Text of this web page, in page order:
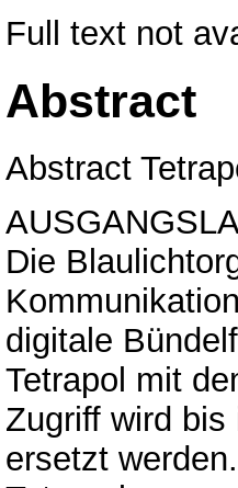
Full text not
Abstract
Abstract
Die
digitale
Tetrapol mit
Zugriff wird
ersetzt